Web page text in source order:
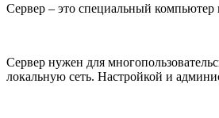
Сервер – это специальный компьютер
Сервер нужен для
локальную сеть. Настройкой и